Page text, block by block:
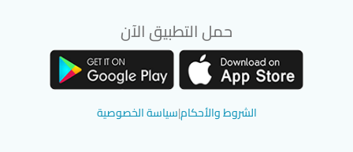
حمل التطبيق الآن
الشروط والأحكام|سياسة الخصوصية